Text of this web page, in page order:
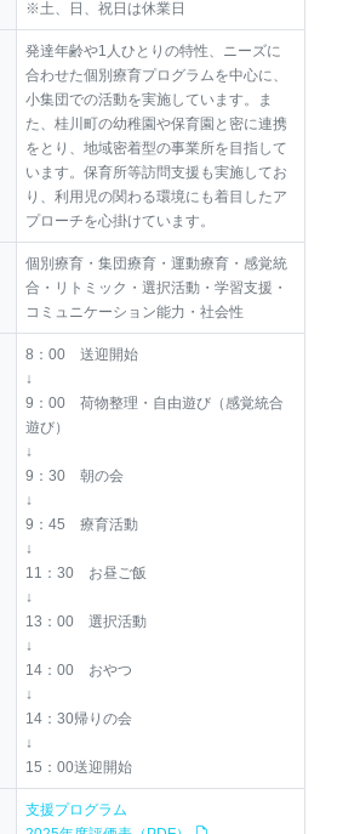
※土、日、祝日は休業日
発達年齢や1人ひとりの特性、ニーズに
合わせた個別療育プログラムを中心に、
小集団での活動を実施しています。ま
た、桂川町の幼稚園や保育園と密に連携
をとり、地域密着型の事業所を目指して
います。保育所等訪問支援も実施してお
り、利用児の関わる環境にも着目したア
プローチを心掛けています。
個別療育・集団療育・運動療育・感覚統
合・リトミック・選択活動・学習支援・
コミュニケーション能力・社会性
8：00 送迎開始
↓
9：00 荷物整理・自由遊び（感覚統合
遊び）
↓
9：30 朝の会
↓
9：45 療育活動
↓
11：30 お昼ご飯
↓
13：00 選択活動
↓
14：00 おやつ
↓
14：30帰りの会
↓
15：00送迎開始
支援プログラム